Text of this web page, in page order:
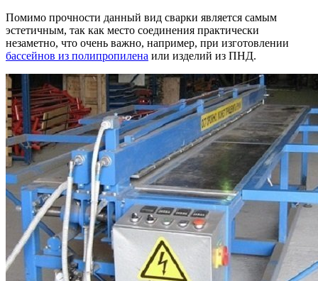
Помимо прочности данный вид сварки является самым
эстетичным, так как место соединения практически
незаметно, что очень важно, например, при изготовлении
бассейнов из полипропилена или изделий из ПНД.